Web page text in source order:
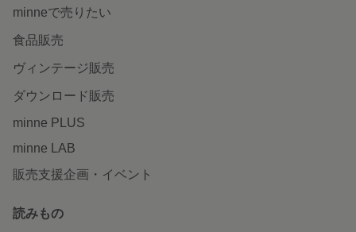
minneで売りたい
食品販売
ヴィンテージ販売
ダウンロード販売
minne PLUS
minne LAB
販売支援企画・イベント
読みもの